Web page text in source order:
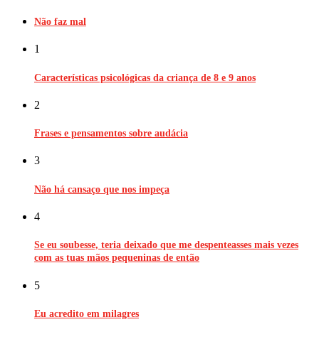
Não faz mal
1
Características psicológicas da criança de 8 e 9 anos
2
Frases e pensamentos sobre audácia
3
Não há cansaço que nos impeça
4
Se eu soubesse, teria deixado que me despenteasses mais vezes
com as tuas mãos pequeninas de então
5
Eu acredito em milagres